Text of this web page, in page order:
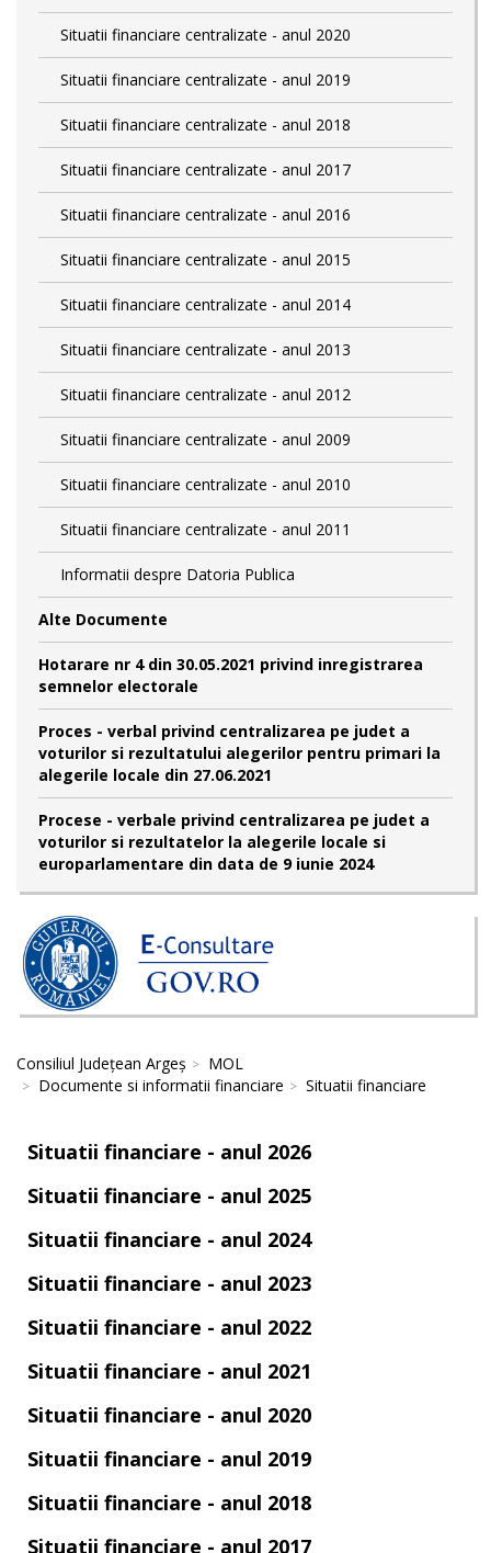
Situatii financiare centralizate - anul 2020
Situatii financiare centralizate - anul 2019
Situatii financiare centralizate - anul 2018
Situatii financiare centralizate - anul 2017
Situatii financiare centralizate - anul 2016
Situatii financiare centralizate - anul 2015
Situatii financiare centralizate - anul 2014
Situatii financiare centralizate - anul 2013
Situatii financiare centralizate - anul 2012
Situatii financiare centralizate - anul 2009
Situatii financiare centralizate - anul 2010
Situatii financiare centralizate - anul 2011
Informatii despre Datoria Publica
Alte Documente
Hotarare nr 4 din 30.05.2021 privind inregistrarea
semnelor electorale
Proces - verbal privind centralizarea pe judet a
voturilor si rezultatului alegerilor pentru primari la
alegerile locale din 27.06.2021
Procese - verbale privind centralizarea pe judet a
voturilor si rezultatelor la alegerile locale si
europarlamentare din data de 9 iunie 2024
Consiliul Județean Argeș
MOL
Documente si informatii financiare
Situatii financiare
Situatii financiare - anul 2026
Situatii financiare - anul 2025
Situatii financiare - anul 2024
Situatii financiare - anul 2023
Situatii financiare - anul 2022
Situatii financiare - anul 2021
Situatii financiare - anul 2020
Situatii financiare - anul 2019
Situatii financiare - anul 2018
Situatii financiare - anul 2017